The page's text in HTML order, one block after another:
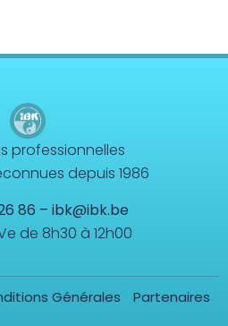
professionnelles
depuis 1986
86 – ibk@ibk.be
de 8h30 à 12h00
Générales Partenaires